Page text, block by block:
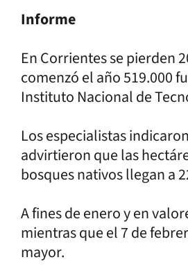
Informe
En Corrientes se pierden
comenzó el año 519.000
Instituto Nacional de
Los especialistas
advirtieron que las
bosques nativos llegan a
A fines de enero y en
mientras que el 7 de
mayor.